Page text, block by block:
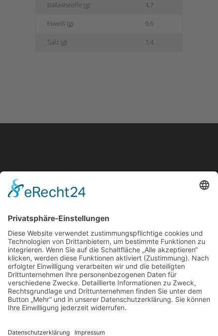
Ballaststoffe (g) 4,7
Eiweiß (g) 9,6
Salz (g) 1,4
Noch Fragen?
Name
E-Mail-Adresse
Nachricht